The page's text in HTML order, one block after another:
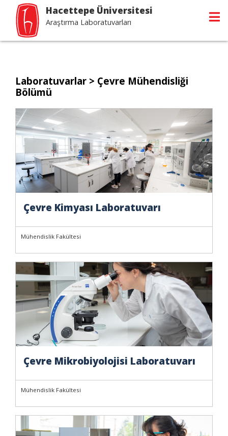
Hacettepe Üniversitesi
Araştırma Laboratuvarları
Laboratuvarlar > Çevre Mühendisliği
Bölümü
Çevre Kimyası Laboratuvarı
Mühendislik Fakültesi
Çevre Mikrobiyolojisi Laboratuvarı
Mühendislik Fakültesi